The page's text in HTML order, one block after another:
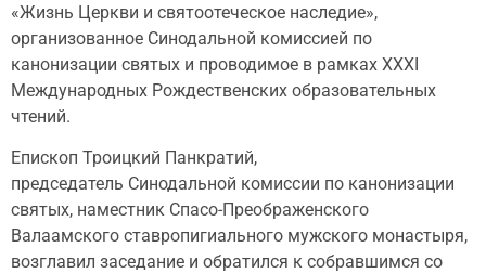
«Жизнь Церкви и святоотеческое наследие»,
организованное Синодальной комиссией по
канонизации святых и проводимое в рамках XXXI
Международных Рождественских образовательных
чтений.
Епископ Троицкий Панкратий,
председатель Синодальной комиссии по канонизации
святых, наместник Спасо-Преображенского
Валаамского ставропигиального мужского монастыря,
возглавил заседание и обратился к собравшимся со